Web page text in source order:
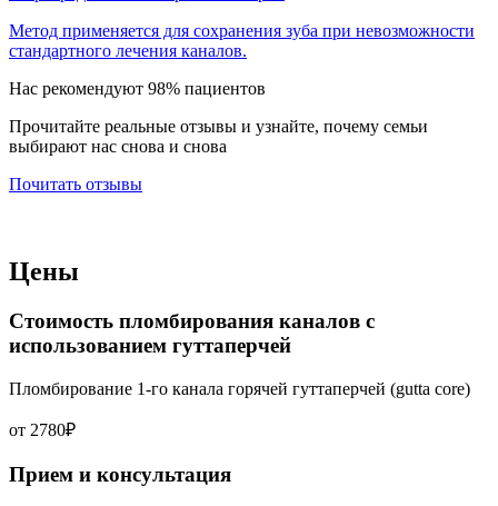
Метод применяется для сохранения зуба при невозможности
стандартного лечения каналов.
Нас рекомендуют 98% пациентов
Прочитайте реальные отзывы и узнайте, почему семьи
выбирают нас снова и снова
Почитать отзывы
Цены
Стоимость пломбирования каналов с
использованием гуттаперчей
Пломбирование 1-го канала горячей гуттаперчей (gutta core)
от 2780₽
Прием и консультация